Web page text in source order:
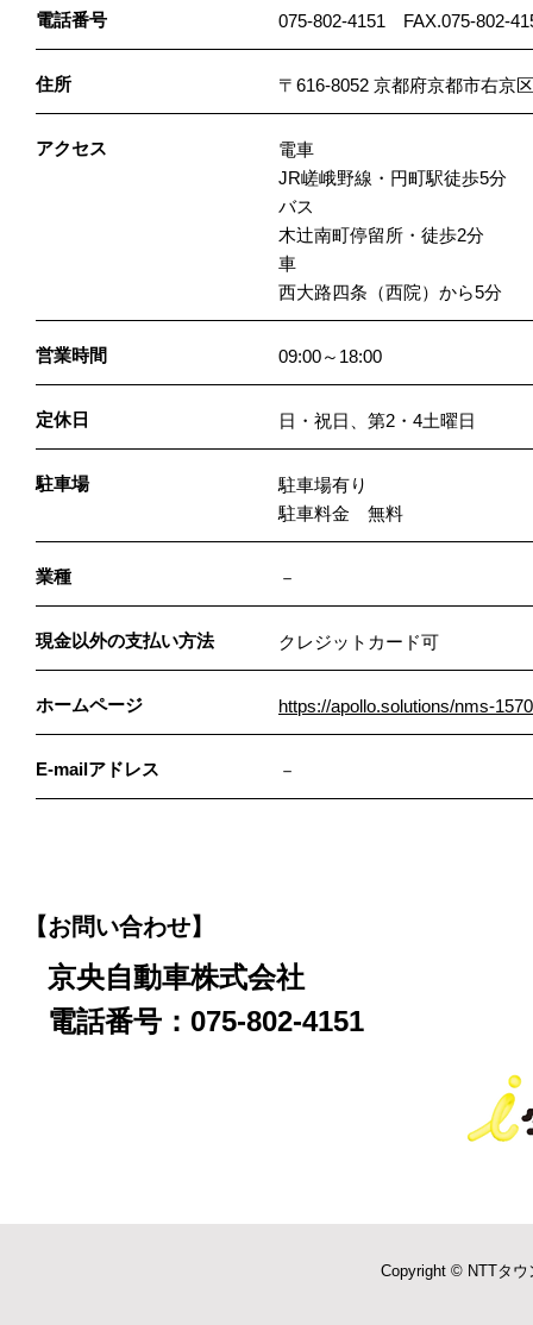
電話番号 075-802-4151 FAX.075-802-
住所 〒616-8052 京都府京都市右京
アクセス
電車
JR嵯峨野線・円町駅徒歩5分
バス
木辻南町停留所・徒歩2分
車
西大路四条（西院）から5分
営業時間 09:00～18:00
定休日 日・祝日、第2・4土曜日
駐車場
駐車場有り
駐車料金 無料
業種 －
現金以外の支払い方法 クレジットカード可
ホームページ https://apollo.solutions/nms-
E-mailアドレス －
【お問い合わせ】
京央自動車株式会社
電話番号：075-802-4151
Copyright © NTTタウ